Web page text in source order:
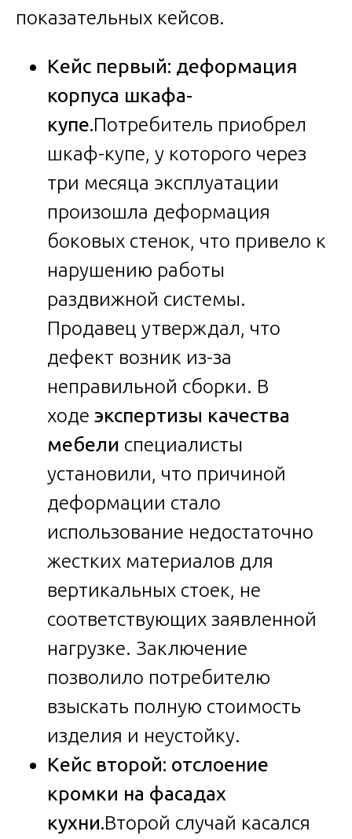
показательных кейсов.
Кейс первый: деформация
корпуса шкафа-
купе.Потребитель приобрел
шкаф-купе, у которого через
три месяца эксплуатации
произошла деформация
боковых стенок, что привело к
нарушению работы
раздвижной системы.
Продавец утверждал, что
дефект возник из-за
неправильной сборки. В
ходе экспертизы качества
мебели специалисты
установили, что причиной
деформации стало
использование недостаточно
жестких материалов для
вертикальных стоек, не
соответствующих заявленной
нагрузке. Заключение
позволило потребителю
взыскать полную стоимость
изделия и неустойку.
Кейс второй: отслоение
кромки на фасадах
кухни.Второй случай касался